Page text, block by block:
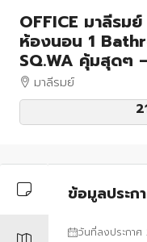
OFFICE มาลีรม
ห้องนอน 1
SQ.WA คุ้มสุดๆ
มาลีรมย์
ข้อมูลประก
วันที่ลงประกา